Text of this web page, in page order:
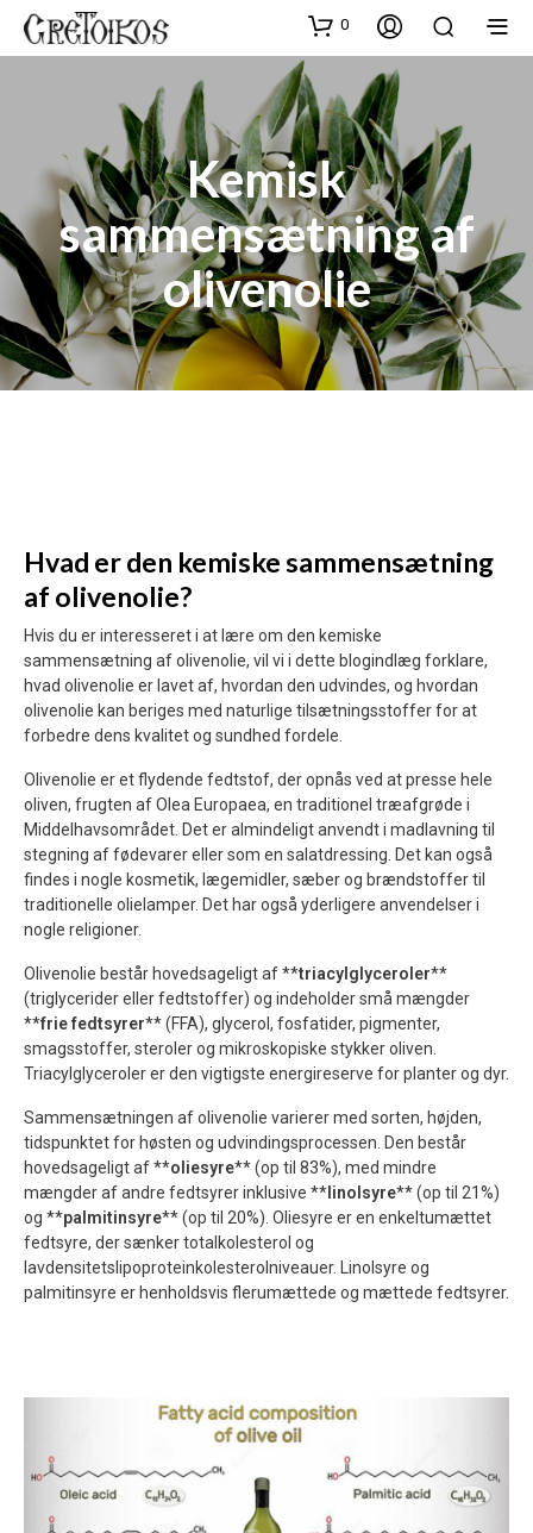
0
Kemisk
sammensætning af
olivenolie
Hvad er den kemiske sammensætning
af olivenolie?
Hvis du er interesseret i at lære om den kemiske
sammensætning af olivenolie, vil vi i dette blogindlæg forklare,
hvad olivenolie er lavet af, hvordan den udvindes, og hvordan
olivenolie kan beriges med naturlige tilsætningsstoffer for at
forbedre dens kvalitet og sundhed fordele.
Olivenolie er et flydende fedtstof, der opnås ved at presse hele
oliven, frugten af Olea Europaea, en traditionel træafgrøde i
Middelhavsområdet. Det er almindeligt anvendt i madlavning til
stegning af fødevarer eller som en salatdressing. Det kan også
findes i nogle kosmetik, lægemidler, sæber og brændstoffer til
traditionelle olielamper. Det har også yderligere anvendelser i
nogle religioner.
Olivenolie består hovedsageligt af **triacylglyceroler**
(triglycerider eller fedtstoffer) og indeholder små mængder
**frie fedtsyrer** (FFA), glycerol, fosfatider, pigmenter,
smagsstoffer, steroler og mikroskopiske stykker oliven.
Triacylglyceroler er den vigtigste energireserve for planter og dyr.
Sammensætningen af olivenolie varierer med sorten, højden,
tidspunktet for høsten og udvindingsprocessen. Den består
hovedsageligt af **oliesyre** (op til 83%), med mindre
mængder af andre fedtsyrer inklusive **linolsyre** (op til 21%)
og **palmitinsyre** (op til 20%). Oliesyre er en enkeltumættet
fedtsyre, der sænker totalkolesterol og
lavdensitetslipoproteinkolesterolniveauer. Linolsyre og
palmitinsyre er henholdsvis flerumættede og mættede fedtsyrer.